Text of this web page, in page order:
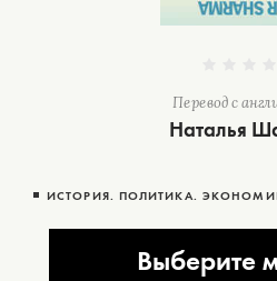
Перевод с
Наталья
ИСТОРИЯ. ПОЛИТИКА.
Выберите